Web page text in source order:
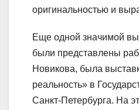
оригинальностью и
Еще одной значимой
были представлены
Новикова, была
реальность» в
Санкт-Петербурга. На